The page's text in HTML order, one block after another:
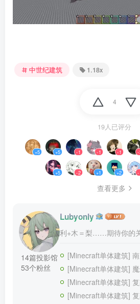
中世纪建筑 1.18x
4
19人已评分
+5 +5 -1 -1 -1
+5 -2 +1 +2 -
查看更多
14篇投影馆
53个粉丝
Lubyonly
利+木＝梨……期待你的
[Minecraft单体建筑]
[Minecraft单体建筑]
[Minecraft单体建筑]
[Minecraft单体建筑]